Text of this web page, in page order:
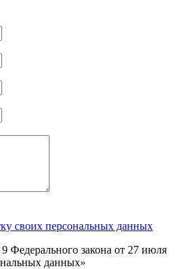
своих персональных данных
Федерального закона от 27 июля
данных»